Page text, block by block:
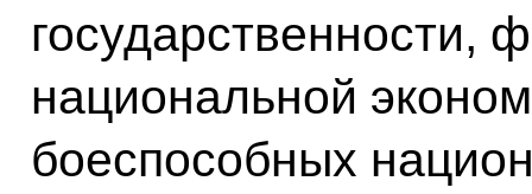
государственности,
национальной
боеспособных